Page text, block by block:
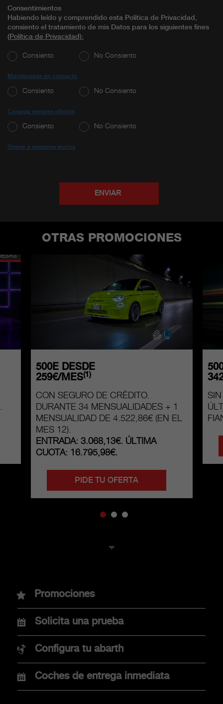
Consentimientos
Habiendo leído y comprendido esta Política de Privacidad,
consiento el tratamiento de mis Datos para los siguientes fines
(Política de Privacidad):
Consiento No Consiento
Manténgase en contacto
Consiento No Consiento
Consiga mejores ofertas
Consiento No Consiento
Únase a nuestros socios
ENVIAR
OTRAS PROMOCIONES
500E DESDE
259€/MES(1)
CON SEGURO DE CRÉDITO.
DURANTE 34 MENSUALIDADES + 1
MENSUALIDAD DE 4.522,86€ (EN EL
MES 12).
ENTRADA: 3.068,13€. ÚLTIMA
CUOTA: 16.795,98€.
PIDE TU OFERTA
MODELOS
Nuevo Abarth 600e
Nuevo Abarth 500e
COMPRA
Promociones
Solicita una prueba
Configura tu abarth
Coches de entrega inmediata